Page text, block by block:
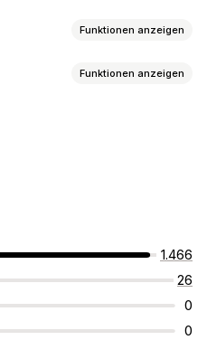
Funktionen anzeigen
Funktionen anzeigen
Warenkorbseite Startseite1.466
26
0
0